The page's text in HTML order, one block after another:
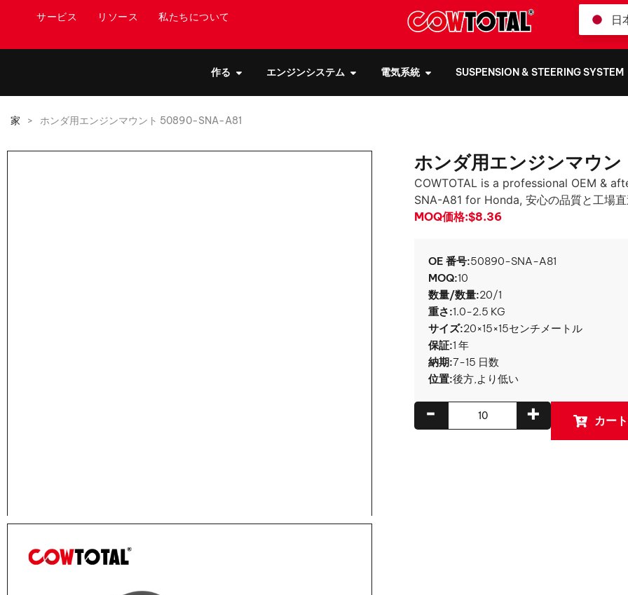
サービス リソース 私たちについて 日
作る エンジンシステム 電気系統 SUSPENSION & STEERING SYSTEM
家 > ホンダ用エンジンマウント 50890-SNA-A81
ホンダ用エンジンマウ
COWTOTAL is a professional OEM &
SNA-A81 for Honda, 安心の品質と工場
MOQ価格:$8.36
OE 番号:50890-SNA-A81
MOQ:10
数量/数量:20/1
重さ:1.0-2.5 KG
サイズ:20×15×15センチメートル
保証:1 年
納期:7-15 日数
位置:後方,より低い
+
- カー